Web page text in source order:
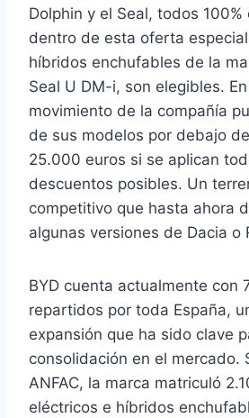
Dolphin y el Seal, todos
dentro de esta oferta
híbridos enchufables de la
Seal U DM-i, son elegibles.
movimiento de la compañía
de sus modelos por debajo
25.000 euros si se aplican
descuentos posibles. Un
competitivo que hasta ahora
algunas versiones de Dacia o
BYD cuenta actualmente con
repartidos por toda España,
expansión que ha sido clave
consolidación en el mercado.
ANFAC, la marca matriculó
eléctricos e híbridos